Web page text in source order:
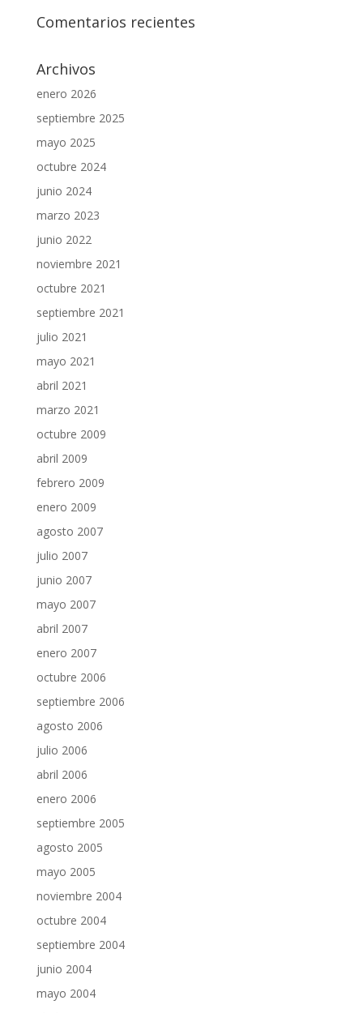
Comentarios recientes
Archivos
enero 2026
septiembre 2025
mayo 2025
octubre 2024
junio 2024
marzo 2023
junio 2022
noviembre 2021
octubre 2021
septiembre 2021
julio 2021
mayo 2021
abril 2021
marzo 2021
octubre 2009
abril 2009
febrero 2009
enero 2009
agosto 2007
julio 2007
junio 2007
mayo 2007
abril 2007
enero 2007
octubre 2006
septiembre 2006
agosto 2006
julio 2006
abril 2006
enero 2006
septiembre 2005
agosto 2005
mayo 2005
noviembre 2004
octubre 2004
septiembre 2004
junio 2004
mayo 2004